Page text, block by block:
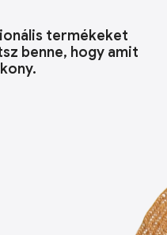
termékeket
benne, hogy amit